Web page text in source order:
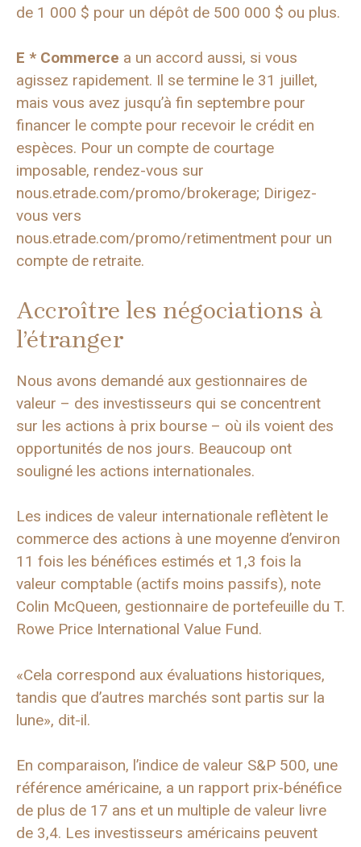
de 1 000 $ pour un dépôt de 500 000 $ ou plus.
E * Commerce a un accord aussi, si vous
agissez rapidement. Il se termine le 31 juillet,
mais vous avez jusqu’à fin septembre pour
financer le compte pour recevoir le crédit en
espèces. Pour un compte de courtage
imposable, rendez-vous sur
nous.etrade.com/promo/brokerage; Dirigez-
vous vers
nous.etrade.com/promo/retimentment pour un
compte de retraite.
Accroître les négociations à
l’étranger
Nous avons demandé aux gestionnaires de
valeur – des investisseurs qui se concentrent
sur les actions à prix bourse – où ils voient des
opportunités de nos jours. Beaucoup ont
souligné les actions internationales.
Les indices de valeur internationale reflètent le
commerce des actions à une moyenne d’environ
11 fois les bénéfices estimés et 1,3 fois la
valeur comptable (actifs moins passifs), note
Colin McQueen, gestionnaire de portefeuille du T.
Rowe Price International Value Fund.
«Cela correspond aux évaluations historiques,
tandis que d’autres marchés sont partis sur la
lune», dit-il.
En comparaison, l’indice de valeur S&P 500, une
référence américaine, a un rapport prix-bénéfice
de plus de 17 ans et un multiple de valeur livre
de 3,4. Les investisseurs américains peuvent